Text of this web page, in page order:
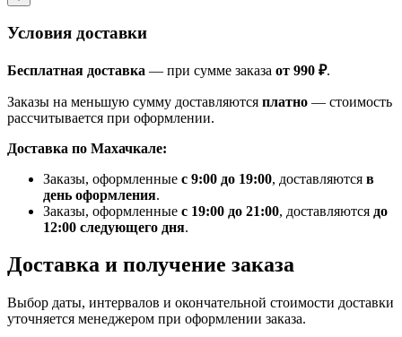
Условия доставки
Бесплатная доставка — при сумме заказа от 990 ₽.
Заказы на меньшую сумму доставляются платно — стоимость
рассчитывается при оформлении.
Доставка по Махачкале:
Заказы, оформленные с 9:00 до 19:00, доставляются в
день оформления.
Заказы, оформленные с 19:00 до 21:00, доставляются до
12:00 следующего дня.
Доставка и получение заказа
Выбор даты, интервалов и окончательной стоимости доставки
уточняется менеджером при оформлении заказа.